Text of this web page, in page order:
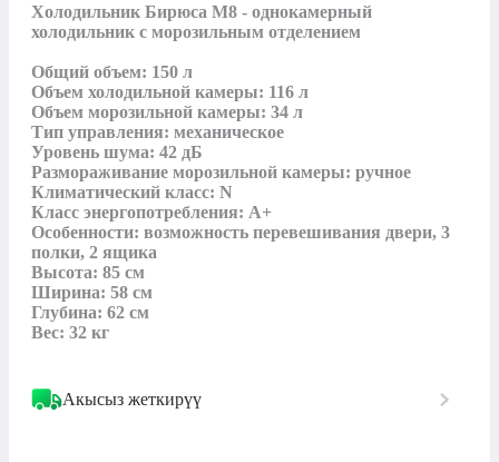
Холодильник Бирюса М8 - однокамерный
холодильник с морозильным отделением
Общий объем: 150 л
Объем холодильной камеры: 116 л
Объем морозильной камеры: 34 л
Тип управления: механическое
Уровень шума: 42 дБ
Размораживание морозильной камеры: ручное
Климатический класс: N
Класс энергопотребления: A+
Особенности: возможность перевешивания двери, 3
полки, 2 ящика
Высота: 85 см
Ширина: 58 см
Глубина: 62 см
Вес: 32 кг
Акысыз жеткирүү